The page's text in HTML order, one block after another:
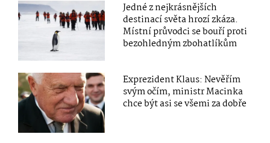
Jedné z nejkrásnějších
destinací světa hrozí zkáza.
Místní průvodci se bouří proti
bezohledným zbohatlíkům
Exprezident Klaus: Nevěřím
svým očím, ministr Macinka
chce být asi se všemi za dobře